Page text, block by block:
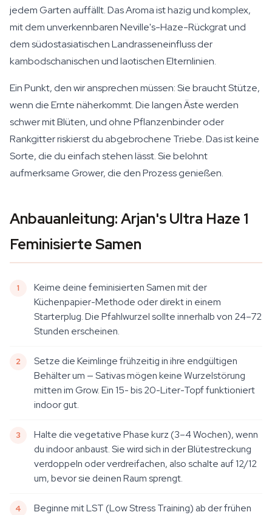
jedem Garten auffällt. Das Aroma ist hazig und komplex,
mit dem unverkennbaren Neville's-Haze-Rückgrat und
dem südostasiatischen Landrasseneinfluss der
kambodschanischen und laotischen Elternlinien.
Ein Punkt, den wir ansprechen müssen: Sie braucht Stütze,
wenn die Ernte näherkommt. Die langen Äste werden
schwer mit Blüten, und ohne Pflanzenbinder oder
Rankgitter riskierst du abgebrochene Triebe. Das ist keine
Sorte, die du einfach stehen lässt. Sie belohnt
aufmerksame Grower, die den Prozess genießen.
Anbauanleitung: Arjan's Ultra Haze 1
Feminisierte Samen
Keime deine feminisierten Samen mit der
Küchenpapier-Methode oder direkt in einem
Starterplug. Die Pfahlwurzel sollte innerhalb von 24–72
Stunden erscheinen.
Setze die Keimlinge frühzeitig in ihre endgültigen
Behälter um — Sativas mögen keine Wurzelstörung
mitten im Grow. Ein 15- bis 20-Liter-Topf funktioniert
indoor gut.
Halte die vegetative Phase kurz (3–4 Wochen), wenn
du indoor anbaust. Sie wird sich in der Blütestreckung
verdoppeln oder verdreifachen, also schalte auf 12/12
um, bevor sie deinen Raum sprengt.
Beginne mit LST (Low Stress Training) ab der frühen